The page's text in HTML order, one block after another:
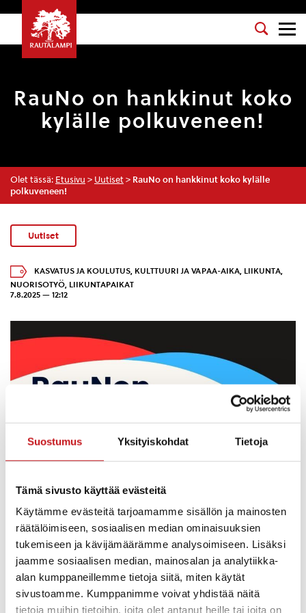
Suostumus Yksityiskohdat Tietoja
Tämä sivusto käyttää evästeitä
Käytämme evästeitä tarjoamamme sisällön ja mainosten
räätälöimiseen, sosiaalisen median ominaisuuksien
tukemiseen ja kävijämäärämme analysoimiseen. Lisäksi
jaamme sosiaalisen median, mainosalan ja analytiikka-
alan kumppaneillemme tietoja siitä, miten käytät
sivustoamme. Kumppanimme voivat yhdistää näitä
tietoja muihin tietoihin, joita olet antanut heille tai joita on
RauNo on hankkinut koko
kylälle polkuveneen!
Olet tässä: Etusivu > Uutiset > RauNo on hankkinut koko kylälle
polkuveneen!
Uutiset
KASVATUS JA KOULUTUS, KULTTUURI JA VAPAA-AIKA, LIIKUNTA,
NUORISOTYÖ LIIKUNTAPAIKAT
7.8.2025 — 12:12